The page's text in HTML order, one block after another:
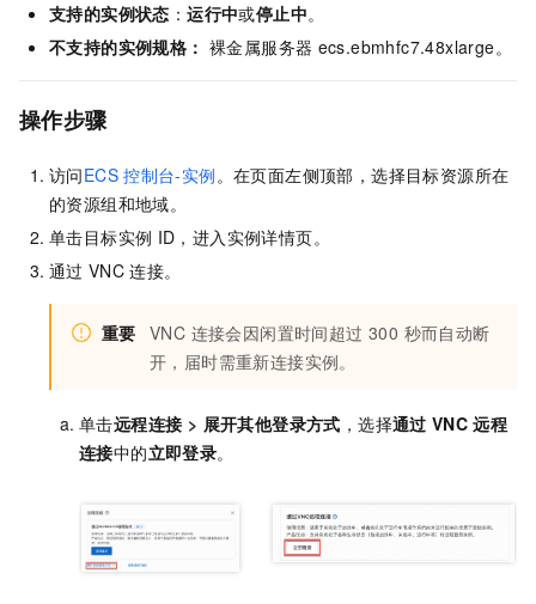
支持的实例状态 ：运行中或停止中。
不支持的实例规格： 裸金属服务器 ecs.ebmhfc7.48xlarge。
操作步骤
访问ECS 控制台-实例。在页面左侧顶部，选择目标资源所在
的资源组和地域。
单击目标实例 ID，进入实例详情页。
通过 VNC 连接。
重要 VNC 连接会因闲置时间超过 300 秒而自动断
开，届时需重新连接实例。
单击远程连接 > 展开其他登录方式 ，选择通过 VNC 远程
连接中的立即登录。